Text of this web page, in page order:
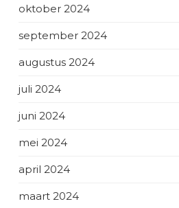
oktober 2024
september 2024
augustus 2024
juli 2024
juni 2024
mei 2024
april 2024
maart 2024